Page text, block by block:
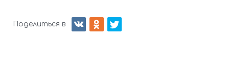
Поделиться в